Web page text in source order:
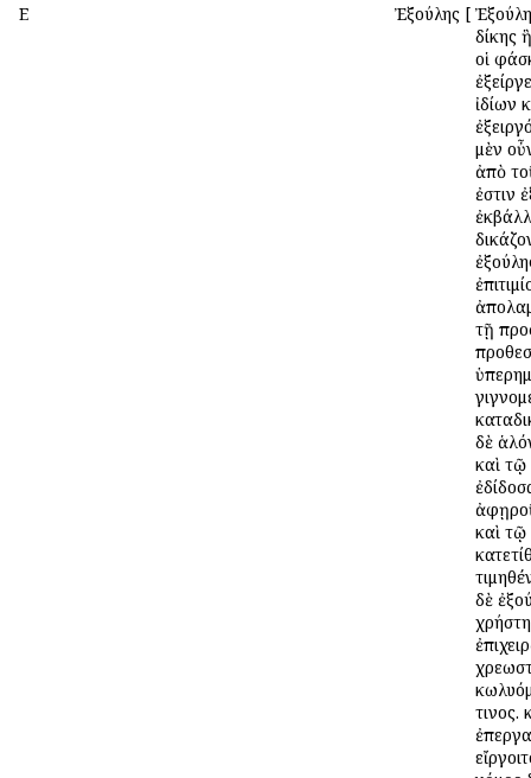
Ε
Ἐξούλης [
δίκης
οἱ
ἰδίων
μὲν
ἀπὸ
ἐστιν
τῇ
δὲ
καὶ τῷ
καὶ
δὲ
τινος.